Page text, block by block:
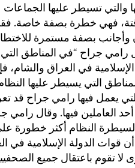
والتي تسيطر عليها الجماعات
فهي خطرة بصفة خاصة.
بصفة مستمرة
رامي جراح “في المناطق التي
في العراق والشام،
التي يسيطر عليها
التي يعمل فيها رامي جراح قد
العاملين فيها. وقال رامي
النظام أكثر خطورة
قوات الدولة الإسلامية في
لا تقوم باعتقال جميع